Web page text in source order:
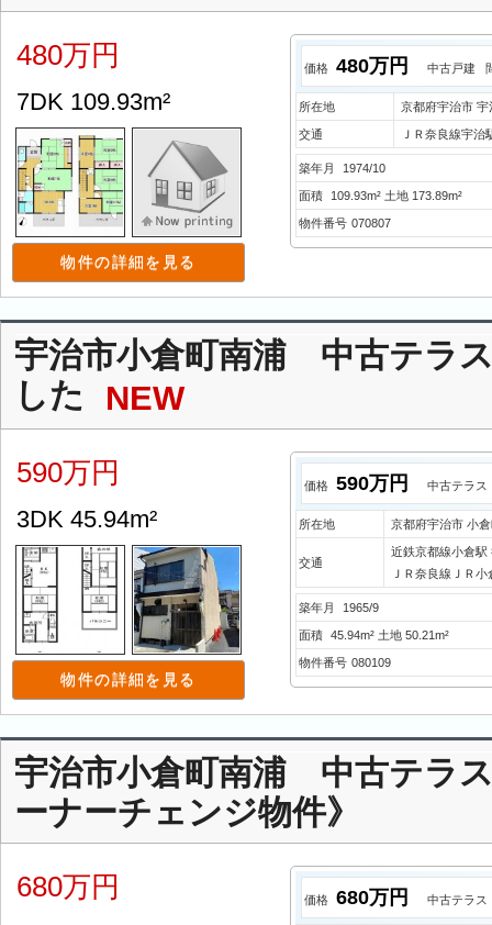
480万円
7DK 109.93m²
物件の詳細を見る
価格 480万円 中古戸建
所在地 京都府宇治市 宇
交通 ＪＲ奈良線宇治
築年月 1974/10
面積 109.93m² 土地 173.89m²
物件番号 070807
宇治市小倉町南浦 中古テラ
した
NEW
590万円
3DK 45.94m²
物件の詳細を見る
価格 590万円 中古テラス
所在地 京都府宇治市 小
交通
近鉄京都線小倉駅
ＪＲ奈良線ＪＲ
築年月 1965/9
面積 45.94m² 土地 50.21m²
物件番号 080109
宇治市小倉町南浦 中古テラ
ーナーチェンジ物件》
680万円 価格 680万円 中古テラス